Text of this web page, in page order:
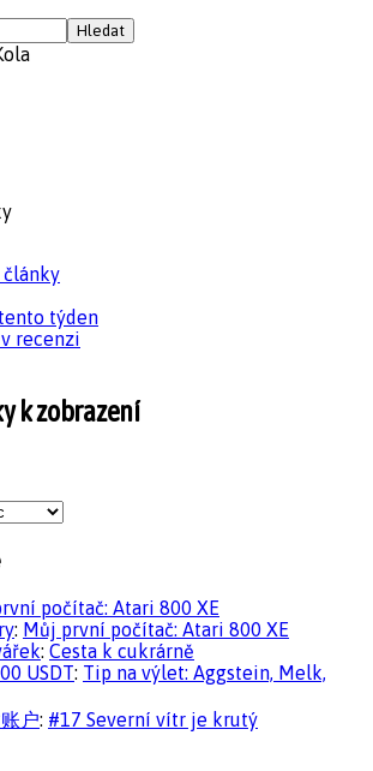
články
týden
recenzi
k zobrazení
počítač: Atari 800 XE
: Můj první počítač: Atari 800 XE
: Cesta k cukrárně
USDT: Tip na výlet: Aggstein, Melk,
户: #17 Severní vítr je krutý